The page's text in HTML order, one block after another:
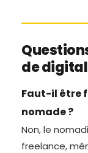
de
Faut-il être
nomade ?
Non, le
freelance,